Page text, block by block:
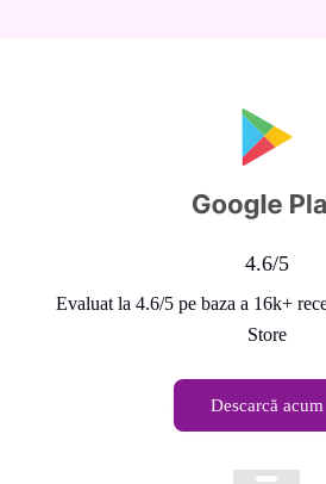
4.6/5
Evaluat la 4.6/5 pe baza a 16k+
Store
Descarcă acum